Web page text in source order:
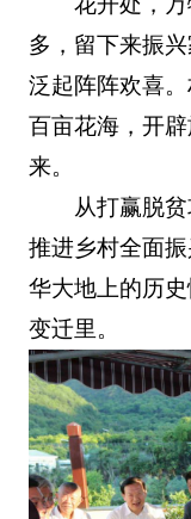
多，留下来振
泛起阵阵欢喜。
百亩花海，开
来。
从打赢脱
推进乡村全面
华大地上的历
变迁里。